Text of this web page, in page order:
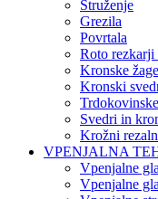
Struženje
Grezila
Povrtala
Roto rezkarji
Kronske žage
Kronski
Svedri in
Krožni
VPENJALNA
Vpenjalne
Vpenjalne